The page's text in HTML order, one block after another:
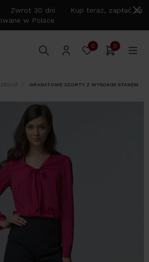
Zwrot 30 dni Kup teraz, zapłać za
w Polsce
0 0
GRANATOWE SZORTY Z WYSOKIM STANEM